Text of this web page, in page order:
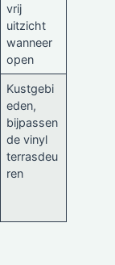
vrij
uitzicht
wanneer
open
Kustgebi
eden,
bijpassen
de vinyl
terrasdeu
ren